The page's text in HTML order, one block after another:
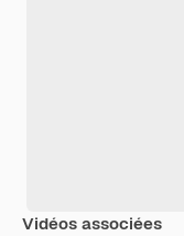
Vidéos associées